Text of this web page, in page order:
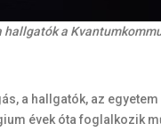
hallgatók a
a hallgatók, az
évek óta foglalkozik